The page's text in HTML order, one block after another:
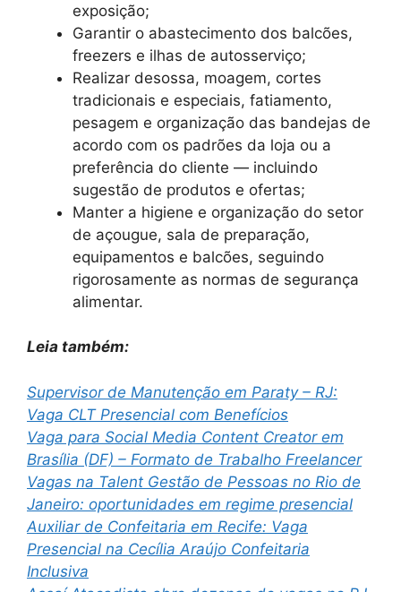
exposição;
Garantir o abastecimento dos balcões,
freezers e ilhas de autosserviço;
Realizar desossa, moagem, cortes
tradicionais e especiais, fatiamento,
pesagem e organização das bandejas de
acordo com os padrões da loja ou a
preferência do cliente — incluindo
sugestão de produtos e ofertas;
Manter a higiene e organização do setor
de açougue, sala de preparação,
equipamentos e balcões, seguindo
rigorosamente as normas de segurança
alimentar.
Leia também:
Supervisor de Manutenção em Paraty – RJ:
Vaga CLT Presencial com Benefícios
Vaga para Social Media Content Creator em
Brasília (DF) – Formato de Trabalho Freelancer
Vagas na Talent Gestão de Pessoas no Rio de
Janeiro: oportunidades em regime presencial
Auxiliar de Confeitaria em Recife: Vaga
Presencial na Cecília Araújo Confeitaria
Inclusiva